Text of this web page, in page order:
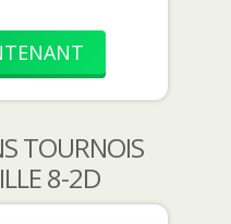
TOURNOIS
8-2D